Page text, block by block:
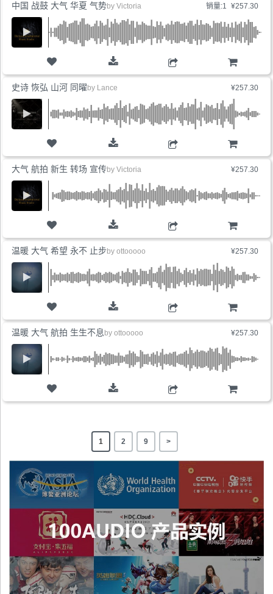
销量:1 ¥257.30
购物车
中国 战鼓 大气 华夏 气势by Victoria
¥257.30
购物车
史诗 恢弘 山河 同曜 by Lance
¥257.30
购物车
大气 航拍 新生 转场 宣传by Victoria
¥257.30
购物车
温暖 大气 希望 永不 止步 by ottooooo
¥257.30
购物车
温暖 大气 航拍 生生不息 by ottooooo
1 2 9 >